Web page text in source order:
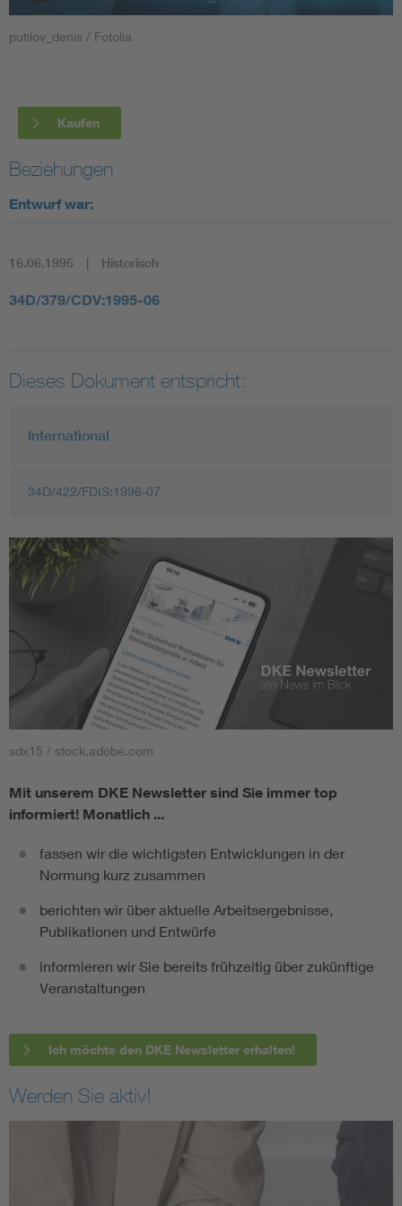
Smart Cities
Blitzschutz: DIN EN 62305 in der Übersicht
Circular Economy für mehr Ressourceneffizienz
putilov_denis / Fotolia
Kaufen
Beziehungen
Entwurf war:
16.06.1995 Historisch
34D/379/CDV:1995-06
Dieses Dokument entspricht:
International
34D/422/FDIS:1996-07
sdx15 / stock.adobe.com
Mit unserem DKE Newsletter sind Sie immer top
informiert! Monatlich ...
fassen wir die wichtigsten Entwicklungen in der
Normung kurz zusammen
berichten wir über aktuelle Arbeitsergebnisse,
Publikationen und Entwürfe
informieren wir Sie bereits frühzeitig über zukünftige
Veranstaltungen
Ich möchte den DKE Newsletter erhalten!
Werden Sie aktiv!